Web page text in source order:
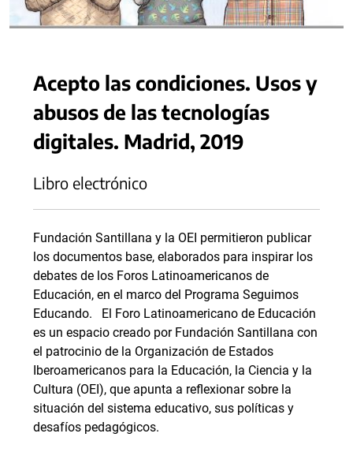
Acepto las condiciones. Usos y
abusos de las tecnologías
digitales. Madrid, 2019
Libro electrónico
Fundación Santillana y la OEI permitieron publicar
los documentos base, elaborados para inspirar los
debates de los Foros Latinoamericanos de
Educación, en el marco del Programa Seguimos
Educando. El Foro Latinoamericano de Educación
es un espacio creado por Fundación Santillana con
el patrocinio de la Organización de Estados
Iberoamericanos para la Educación, la Ciencia y la
Cultura (OEI), que apunta a reflexionar sobre la
situación del sistema educativo, sus políticas y
desafíos pedagógicos.